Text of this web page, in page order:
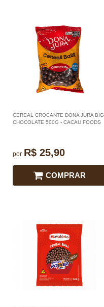
CEREAL CROCANTE DONA JURA BIG
CHOCOLATE 500G - CACAU FOODS
por R$ 25,90
COMPRAR